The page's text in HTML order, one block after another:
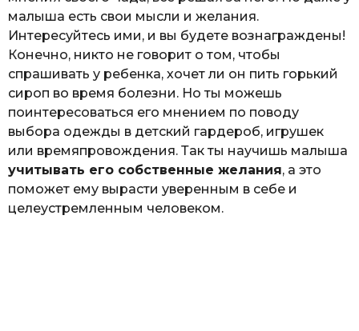
малыша есть свои мысли и желания.
Интересуйтесь ими, и вы будете вознаграждены!
Конечно, никто не говорит о том, чтобы
спрашивать у ребенка, хочет ли он пить горький
сироп во время болезни. Но ты можешь
поинтересоваться его мнением по поводу
выбора одежды в детский гардероб, игрушек
или времяпровождения. Так ты научишь малыша
учитывать его собственные желания, а это
поможет ему вырасти уверенным в себе и
целеустремленным человеком.